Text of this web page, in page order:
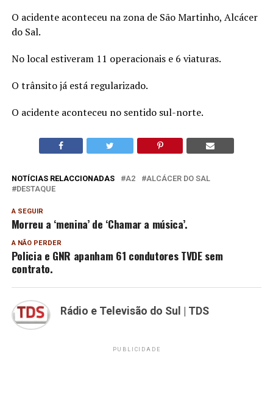
O acidente aconteceu na zona de São Martinho, Alcácer
do Sal.
No local estiveram 11 operacionais e 6 viaturas.
O trânsito já está regularizado.
O acidente aconteceu no sentido sul-norte.
NOTÍCIAS RELACCIONADAS A2
ALCÁCER DO SAL
DESTAQUE
A SEGUIR
Morreu a ‘menina’ de ‘Chamar a música’.
A NÃO PERDER
Policia e GNR apanham 61 condutores TVDE sem
contrato.
Rádio e Televisão do Sul | TDS
PUBLICIDADE